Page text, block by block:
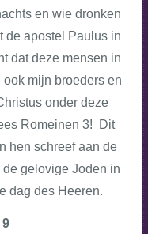
en wie dronken
de apostel Paulus in
dat deze mensen in
mijn broeders en
onder deze
Romeinen 3! Dit
hen schreef aan de
gelovige Joden in
dag des Heeren.